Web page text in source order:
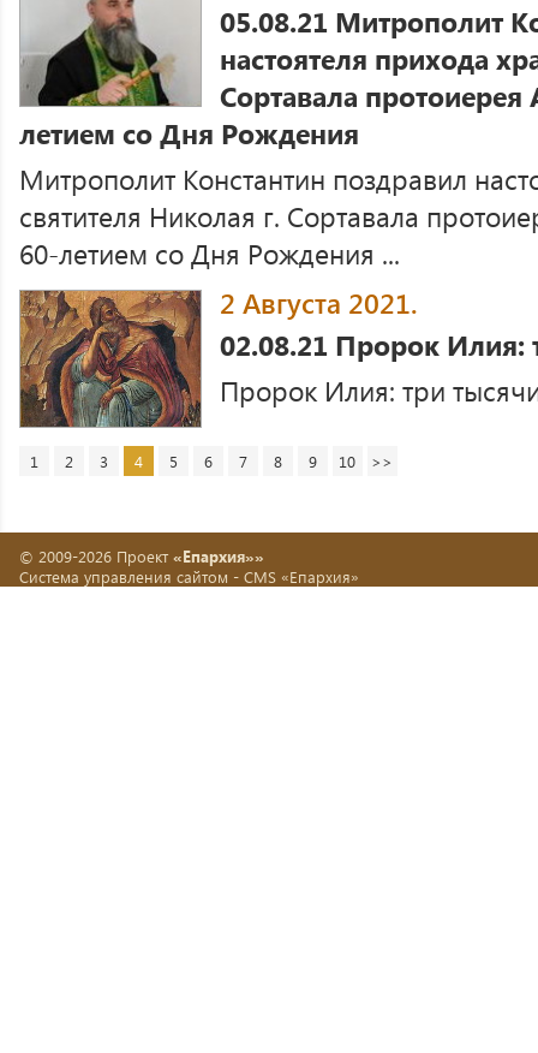
05.08.21 Митрополит
настоятеля прихода
Сортавала
летием со Дня Рождения
Митрополит Константин поздравил
святителя Николая г. Сортавала
60-летием со Дня Рождения ...
2 Августа 2021.
02.08.21 Пророк Илия:
Пророк Илия: три тысячи
1 2 3 4 5 6 7 8 9 10 >>
© 2009-2026 Проект «Епархия»»
Система управления сайтом - CMS «Епархия»